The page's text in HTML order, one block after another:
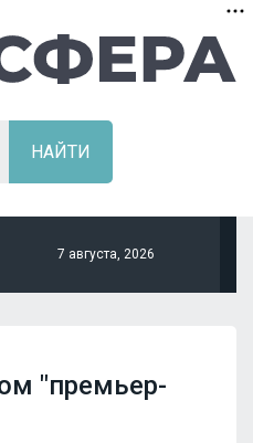
7 августа, 2026
"премьер-